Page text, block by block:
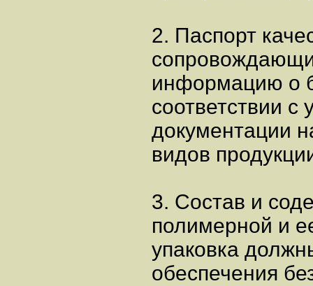
2. Паспорт
информацию о
соответствии
документации
видов
3. Состав и
полимерной и
упаковка
обеспечения